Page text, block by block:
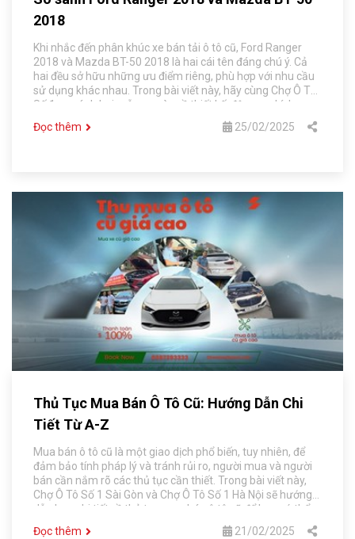
2018
Khi nhắc đến phân khúc xe bán tải ô tô cũ, Ford Ranger
2018 và Mazda BT-50 2018 là hai cái tên đáng chú ý. Cả
hai đều sở hữu những ưu điểm riêng, phù hợp với nhu cầu
sử dụng khác nhau. Trong bài viết này, hãy cùng Chợ Ô Tô
Số 1 so sánh hai mẫu xe này về thiết kế, động cơ, kích
thước, mâm lốp và các thông số kỹ thuật khác để giúp bạn
đưa ra lựa chọn phù hợp.
Đọc thêm 25/02/2025
Thủ Tục Mua Bán Ô Tô Cũ: Hướng Dẫn Chi
Tiết Từ A-Z
Mua bán ô tô cũ là một giao dịch phổ biến, tuy nhiên, để
đảm bảo tính pháp lý và tránh rủi ro, người mua và người
bán cần nắm rõ các thủ tục cần thiết. Trong bài viết này,
Chợ Ô Tô Số 1 Sài Gòn và Chợ Ô Tô Số 1 Hà Nội sẽ hướng
dẫn bạn chi tiết về thủ tục mua bán ô tô cũ để bạn có thể
thực hiện giao dịch một cách an toàn và thuận lợi.
Đọc thêm 21/02/2025